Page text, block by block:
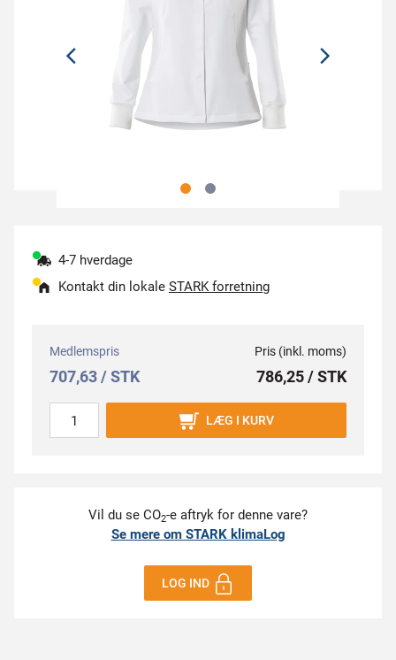
4-7 hverdage
Kontakt din lokale STARK forretning
Medlemspris
707,63 / STK
Pris (inkl. moms)
786,25 / STK
LÆG I KURV
Vil du se CO2-e aftryk for denne vare?
Se mere om STARK klimaLog
LOG IND